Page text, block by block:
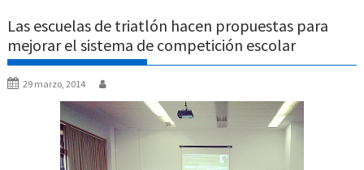
Las escuelas de triatlón hacen propuestas para
mejorar el sistema de competición escolar
29 marzo, 2014